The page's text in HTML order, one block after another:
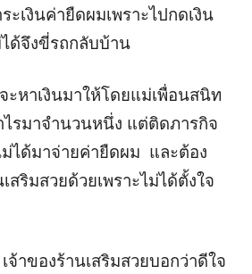
ะเงินค่ายืดผมเพราะไปกดเงิน
ด้จึงขี่รถกลับบ้าน
ะหาเงินมาให้โดยแม่เพื่อนสนิท
ไรมาจำนวนหนึ่ง แต่ติดภารกิจ
ม่ได้มาจ่ายค่ายืดผม และต้อง
สริมสวยด้วยเพราะไม่ได้ตั้งใจ
จ้าของร้านเสริมสวยบอกว่าดีใจ